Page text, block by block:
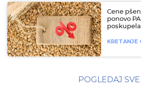
Cene
ponovo
KRETANJE
POGLEDAJ SVE